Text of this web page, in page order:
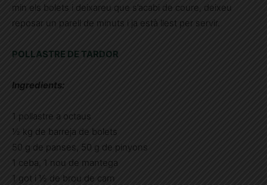
min els bolets i deixareu que s’acabi de coure, deixeu
reposar un parell de minuts i ja està llest per servir.
POLLASTRE DE TARDOR
Ingredients:
1 pollastre a octaus
½ kg de barreja de bolets
50 g de panses, 50 g de pinyons
1 ceba, 1 nou de mantega
1 got i ½ de brou de carn